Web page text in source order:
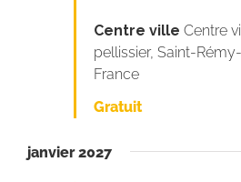
Centre villeCentre
pellissier, Saint-
France
Gratuit
janvier 2027